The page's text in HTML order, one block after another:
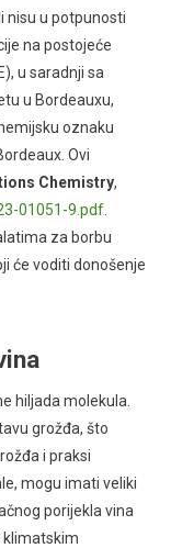
nisu u potpunosti
na postojeće
u saradnji sa
u Bordeauxu,
oznaku
Ovi
Chemistry,
01051-9.pdf.
za borbu
će voditi donošenje
hiljada molekula.
grožđa, što
i praksi
mogu imati veliki
porijekla vina
klimatskim